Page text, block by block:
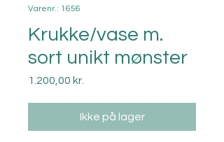
Varenr.: 1656
Krukke/vase m.
sort unikt mønster
1.200,00 kr.
Ikke på lager